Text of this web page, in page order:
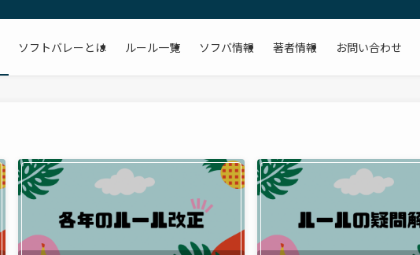
ソフトバレーとは ルール一覧 ソフバ情報 著者情報 お問い合わせ